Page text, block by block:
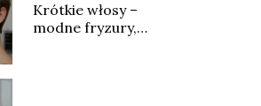
Krótkie włosy –
modne fryzury,